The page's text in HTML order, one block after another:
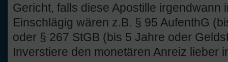
Gericht, falls diese Apostille irgendwann
Einschlägig wären z.B. § 95 AufenthG
oder § 267 StGB (bis 5 Jahre oder
Inverstiere den monetären Anreiz lieber